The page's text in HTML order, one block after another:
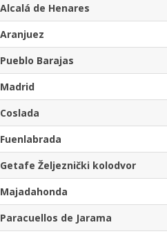
Alcalá de Henares
Aranjuez
Pueblo Barajas
Madrid
Coslada
Fuenlabrada
Getafe Željeznički kolodvor
Majadahonda
Paracuellos de Jarama